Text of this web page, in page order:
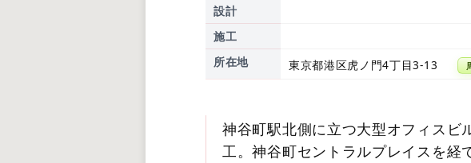
設計
施工
所在地
東京都港区虎ノ門4丁目3-13
神谷町駅北側に立つ大型オフィス
工。神谷町セントラルプレイスを